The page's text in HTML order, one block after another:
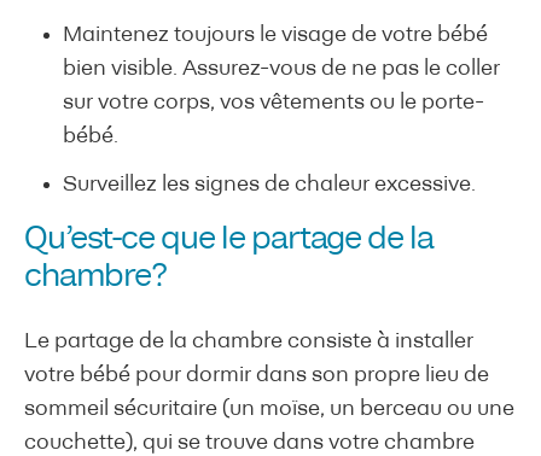
Maintenez toujours le visage de votre bébé
bien visible. Assurez-vous de ne pas le coller
sur votre corps, vos vêtements ou le porte-
bébé.
Surveillez les signes de chaleur excessive.
Qu’est-ce que le partage de la
chambre?
Le partage de la chambre consiste à installer
votre bébé pour dormir dans son propre lieu de
sommeil sécuritaire (un moïse, un berceau ou une
couchette), qui se trouve dans votre chambre